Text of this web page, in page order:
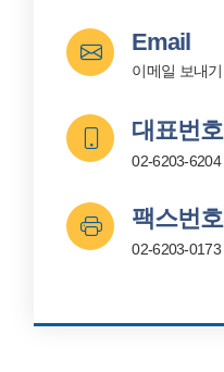
Email
이메일 보내기
대표번호
02-6203-6204
팩스번호
02-6203-0173